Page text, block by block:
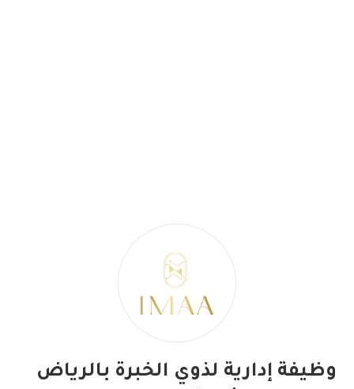
وظيفة إدارية لذوي الخبرة بالرياض